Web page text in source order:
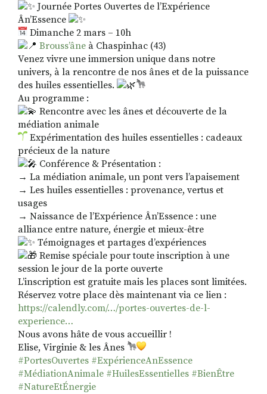
Journée Portes Ouvertes de l’Expérience
Ân’Essence
Dimanche 2 mars – 10h
Brouss’âne à Chaspinhac (43)
Venez vivre une immersion unique dans notre
univers, à la rencontre de nos ânes et de la puissance
des huiles essentielles.
Au programme :
Rencontre avec les ânes et découverte de la
médiation animale
Expérimentation des huiles essentielles : cadeaux
précieux de la nature
Conférence & Présentation :
→ La médiation animale, un pont vers l’apaisement
→ Les huiles essentielles : provenance, vertus et
usages
→ Naissance de l’Expérience Ân’Essence : une
alliance entre nature, énergie et mieux-être
Témoignages et partages d’expériences
Remise spéciale pour toute inscription à une
session le jour de la porte ouverte
L’inscription est gratuite mais les places sont limitées.
Réservez votre place dès maintenant via ce lien :
https://calendly.com/…/portes-ouvertes-de-l-
experience…
Nous avons hâte de vous accueillir !
Elise, Virginie & les Ânes
#PortesOuvertes #ExpérienceAnEssence
#MédiationAnimale #HuilesEssentielles #BienÊtre
#NatureEtÉnergie